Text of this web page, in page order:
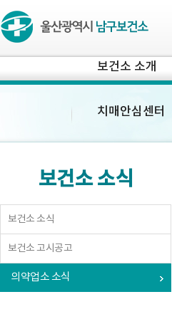
보건소 소개
치매안심센터
보건소 소식
보건소 소식
보건소 고시공고
의약업소 소식